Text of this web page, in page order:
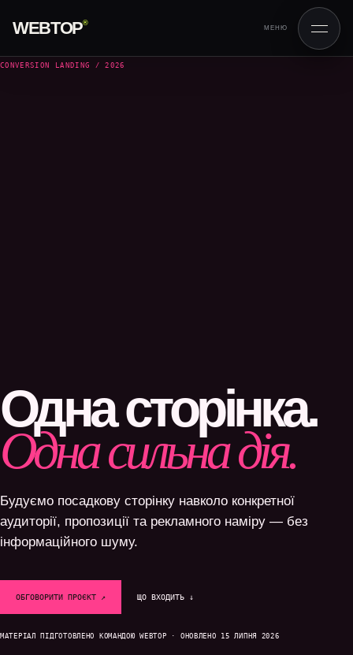
WEBTOP®
МЕНЮ
CONVERSION LANDING / 2026
Одна сторінка.
Одна сильна дія.
Будуємо посадкову сторінку навколо конкретної
аудиторії, пропозиції та рекламного наміру — без
інформаційного шуму.
ОБГОВОРИТИ ПРОЄКТ ↗ ЩО ВХОДИТЬ ↓
МАТЕРІАЛ ПІДГОТОВЛЕНО КОМАНДОЮ WEBTOP · ОНОВЛЕНО 15 ЛИПНЯ 2026